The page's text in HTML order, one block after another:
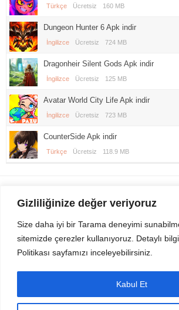
Gizliliğinize değer veriyoruz
Size daha iyi bir Tarama deneyimi
sitemizde çerezler kullanıyoruz. Detaylı
Politikası sayfamızı inceleyebilirsiniz.
Kabul Et
Türkçe Ücretsiz 160 MB
Dungeon Hunter 6 Apk indir
İngilizce Ücretsiz 724 MB
Dragonheir Silent Gods Apk indir
İngilizce Ücretsiz 125 MB
Avatar World City Life Apk indir
İngilizce Ücretsiz 723 MB
CounterSide Apk indir
Türkçe Ücretsiz 118.9 MB
Gezi Seyahat indirvip apk
Sitemizden Son sürüm Program, Android Uygulama,
Dosyalarını indirip güvenle bilgisayar ve cep